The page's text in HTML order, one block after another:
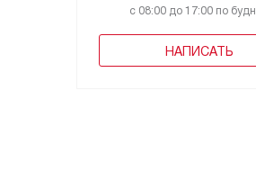
с 08:00 до 17:00 по
НАПИСАТЬ